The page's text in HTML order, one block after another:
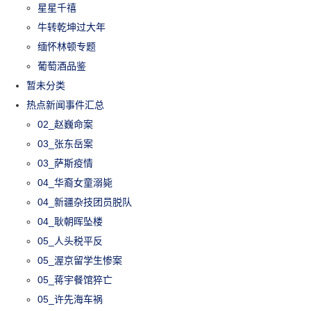
星星千禧
牛转乾坤过大年
缅怀林顿专题
葡萄酒品鉴
暂未分类
热点新闻事件汇总
02_赵巍命案
03_张东岳案
03_萨斯疫情
04_华裔女童溺毙
04_新疆杂技团员脱队
04_耿朝晖坠楼
05_人头税平反
05_渥京留学生惨案
05_蒋宇餐馆猝亡
05_许先海车祸